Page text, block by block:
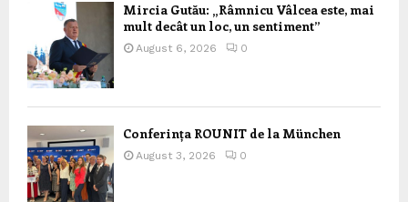
Mircia Gutău: „Râmnicu Vâlcea este, mai
mult decât un loc, un sentiment”
August 6, 2026 0
Conferința ROUNIT de la München
August 3, 2026 0